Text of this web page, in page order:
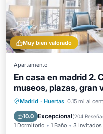
Muy bien valorado
Apartamento
En casa en madrid 2.
museos, plazas, gran
Madrid · Huertas 0.15 mi al
10.0 Excepcional(204
1 Dormitorio 1 Baño 3 Invitados
Aparcamiento
Cocina
Aire